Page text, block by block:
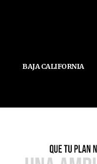
BAJA CALIFORNIA